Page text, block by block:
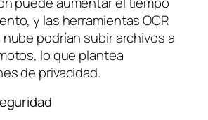
y las herramientas OCR
podrían subir archivos a
lo que plantea
de privacidad.